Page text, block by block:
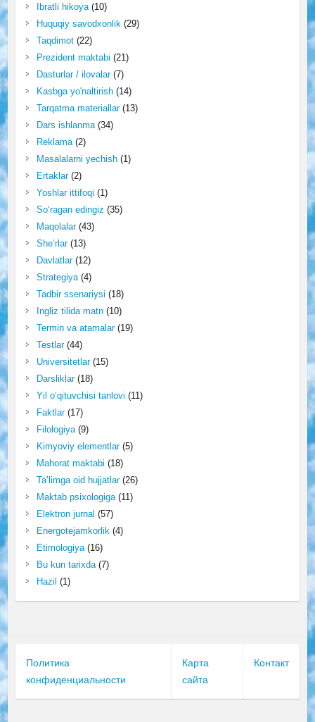
Ibratli hikoya(10)
Huquqiy savodxonlik (29)
Taqdimot(22)
Prezident maktabi (21)
Dasturlar / ilovalar(7)
Kasbga yo'naltirish(14)
Tarqatma materiallar(13)
Dars ishlanma(34)
Reklama(2)
Masalalarni yechish(1)
Ertaklar(2)
Yoshlar ittifoqi (1)
So‘ragan edingiz (35)
Maqolalar(43)
She’rlar(13)
Davlatlar(12)
Strategiya(4)
Tadbir ssenariysi (18)
Ingliz tilida matn(10)
Termin va atamalar(19)
Testlar(44)
Universitetlar(15)
Darsliklar(18)
Yil o‘qituvchisi tanlovi (11)
Faktlar(17)
Filologiya(9)
Kimyoviy elementlar(5)
Mahorat maktabi (18)
Ta’limga oid hujjatlar(26)
Maktab psixologiga(11)
Elektron jurnal (57)
Energotejamkorlik (4)
Etimologiya(16)
Bu kun tarixda(7)
Hazil (1)
Политика
конфиденциальности
Карта
сайта
Контакт